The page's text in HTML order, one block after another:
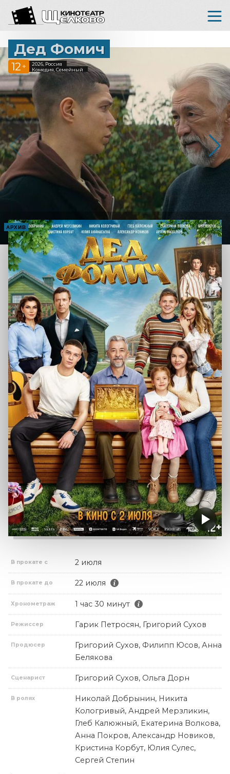
Дед Фомич
12 +
2026, Россия
Комедия, Семейный
АРХИВ
В прокате с 2 июля
В прокате до 22 июля
Хронометраж 1 час 30 минут
Режиссер Гарик Петросян, Григорий Сухов
Продюсер
Григорий Сухов, Филипп Юсов, Анна
Белякова
Сценарист Григорий Сухов, Ольга Дорн
В ролях
Николай Добрынин, Никита
Кологривый, Андрей Мерзликин,
Глеб Калюжный, Екатерина Волкова,
Анна Покров, Александр Новиков,
Кристина Корбут, Юлия Сулес,
Сергей Степин